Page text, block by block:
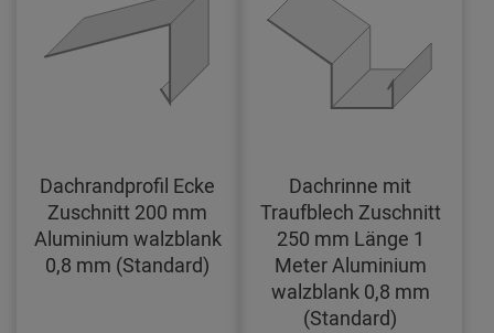
Dachrandprofil Ecke
Zuschnitt 200 mm
Aluminium walzblank
0,8 mm (Standard)
Dachrinne mit
Traufblech Zuschnitt
250 mm Länge 1
Meter Aluminium
walzblank 0,8 mm
(Standard)